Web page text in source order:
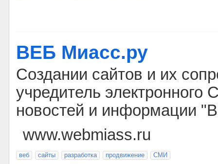
ВЕБ Миасс.ру
Создании сайтов и их
учредитель электронного
новостей и информации
www.webmiass.ru
веб сайты разработка продвижение СМИ